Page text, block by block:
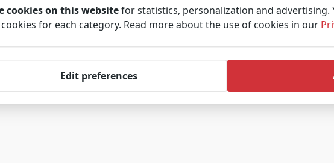
cookies on this websitefor statistics, personalization and advertising.
for each category. Read more about the use of cookies in our
Edit preferences